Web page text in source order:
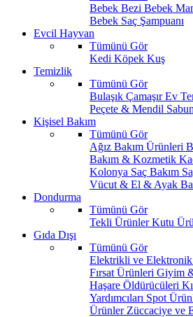
Bebek Bezi Bebek
Bebek Saç Şampuanı
Evcil Hayvan
Tümünü Gör
Kedi Köpek Kuş
Temizlik
Tümünü Gör
Bulaşık ÇamaşırEv
Peçete & Mendil Sabun
Kişisel Bakım
Tümünü Gör
Ağız Bakım Ürünleri
Bakım & Kozmetik
Kolonya Saç Bakım
Vücut & El & Ayak
Dondurma
Tümünü Gör
Tekli ÜrünlerKutu
Gıda Dışı
Tümünü Gör
Elektrikli ve
Fırsat Ürünleri Giyim
Haşare Öldürücüleri
Yardımcıları Spot
Ürünler Züccaciye ve